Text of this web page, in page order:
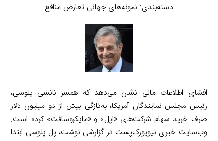
دسته‌بندی: نمونه‌های جهانی تعارض منافع
افشای اطلاعات مالی نشان می‌دهد که همسر نانسی پلوسی،
رئیس مجلس نمایندگان آمریکا، به‌تازگی بیش از دو میلیون دلار
صرف خرید سهام شرکت‌های «اپل» و «مایکروسافت» کرده است.
وب‌سایت خبری نیویورک‌پست در گزارشی نوشت، پل پلوسی ابتدا